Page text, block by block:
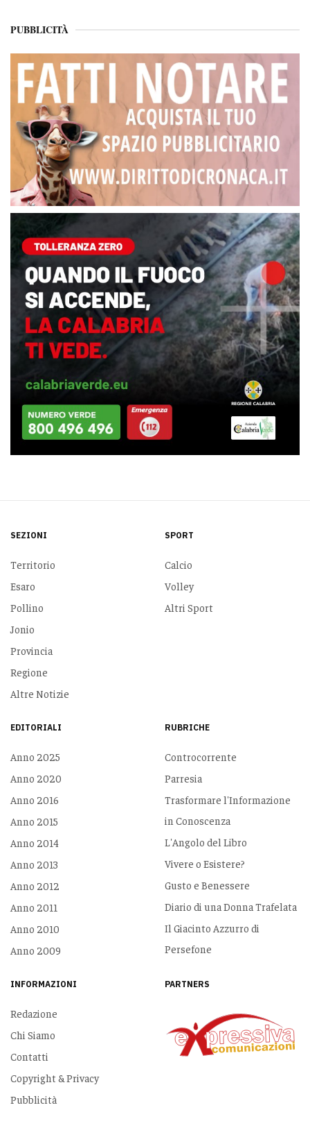
PUBBLICITÀ
SEZIONI
Territorio
Esaro
Pollino
Jonio
Provincia
Regione
Altre Notizie
SPORT
Calcio
Volley
Altri Sport
EDITORIALI
Anno 2025
Anno 2020
Anno 2016
Anno 2015
Anno 2014
Anno 2013
Anno 2012
Anno 2011
Anno 2010
Anno 2009
RUBRICHE
Controcorrente
Parresia
Trasformare l'Informazione
in Conoscenza
L'Angolo del Libro
Vivere o Esistere?
Gusto e Benessere
Diario di una Donna Trafelata
Il Giacinto Azzurro di
Persefone
INFORMAZIONI
Redazione
Chi Siamo
Contatti
Copyright & Privacy
Pubblicità
PARTNERS